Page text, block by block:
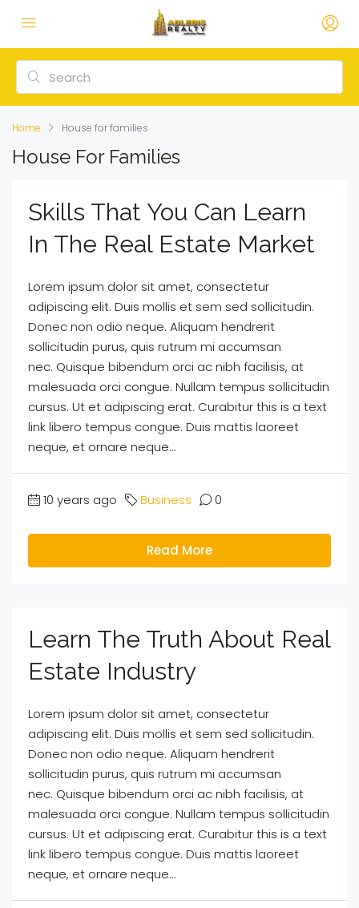
Home House for families
House For Families
Skills That You Can Learn
In The Real Estate Market
Lorem ipsum dolor sit amet, consectetur
adipiscing elit. Duis mollis et sem sed sollicitudin.
Donec non odio neque. Aliquam hendrerit
sollicitudin purus, quis rutrum mi accumsan
nec. Quisque bibendum orci ac nibh facilisis, at
malesuada orci congue. Nullam tempus sollicitudin
cursus. Ut et adipiscing erat. Curabitur this is a text
link libero tempus congue. Duis mattis laoreet
neque, et ornare neque...
10 years ago Business 0
Read More
Learn The Truth About Real
Estate Industry
Lorem ipsum dolor sit amet, consectetur
adipiscing elit. Duis mollis et sem sed sollicitudin.
Donec non odio neque. Aliquam hendrerit
sollicitudin purus, quis rutrum mi accumsan
nec. Quisque bibendum orci ac nibh facilisis, at
malesuada orci congue. Nullam tempus sollicitudin
cursus. Ut et adipiscing erat. Curabitur this is a text
link libero tempus congue. Duis mattis laoreet
neque, et ornare neque...